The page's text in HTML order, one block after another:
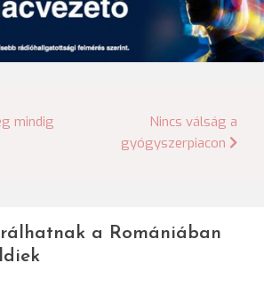
mindig
Nincs válság a
gyógyszerpiacon
a Romániában